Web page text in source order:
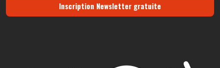
Inscription Newsletter gratuite